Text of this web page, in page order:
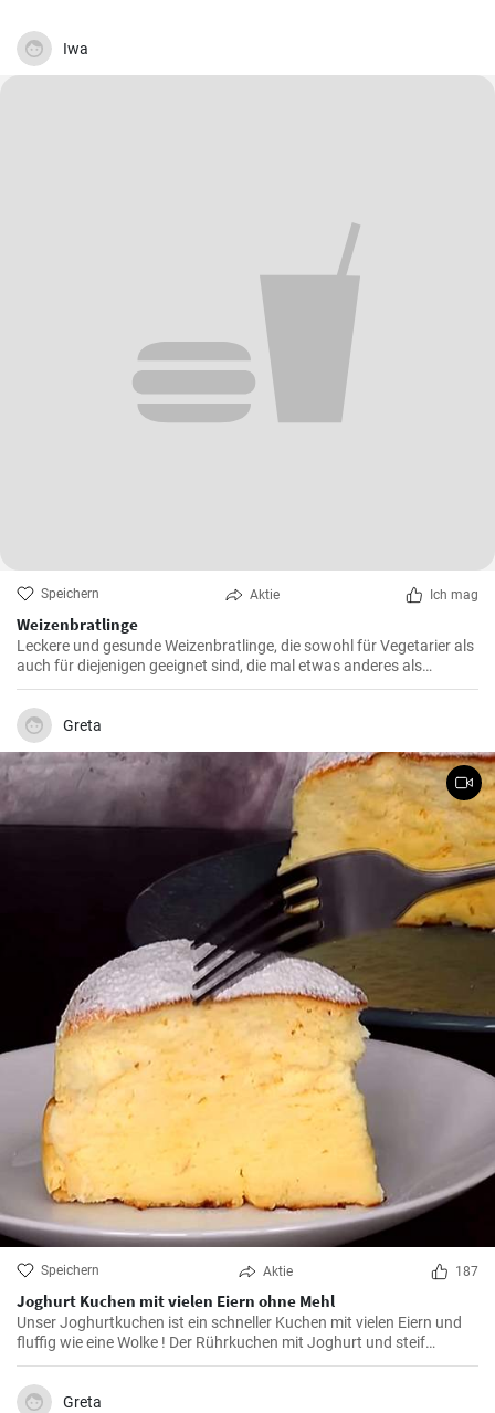
Iwa
Speichern Aktie Ich mag
Weizenbratlinge
Leckere und gesunde Weizenbratlinge, die sowohl für Vegetarier als
auch für diejenigen geeignet sind, die mal etwas anderes als
normale Fleischbratlinge genießen möchten.
Greta
Speichern Aktie 187
Joghurt Kuchen mit vielen Eiern ohne Mehl
Unser Joghurtkuchen ist ein schneller Kuchen mit vielen Eiern und
fluffig wie eine Wolke ! Der Rührkuchen mit Joghurt und steif
geschlagenem Eiweiß (ohne Mehl) wird ihre Familie begeistern weil
er so flauschig und lecker ist.
Greta